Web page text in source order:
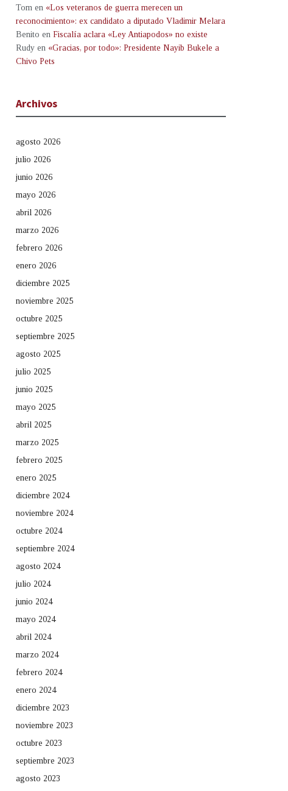
Tom en «Los veteranos de guerra merecen un
reconocimiento»: ex candidato a diputado Vladimir Melara
Benito en Fiscalía aclara «Ley Antiapodos» no existe
Rudy en «Gracias, por todo»: Presidente Nayib Bukele a
Chivo Pets
Archivos
agosto 2026
julio 2026
junio 2026
mayo 2026
abril 2026
marzo 2026
febrero 2026
enero 2026
diciembre 2025
noviembre 2025
octubre 2025
septiembre 2025
agosto 2025
julio 2025
junio 2025
mayo 2025
abril 2025
marzo 2025
febrero 2025
enero 2025
diciembre 2024
noviembre 2024
octubre 2024
septiembre 2024
agosto 2024
julio 2024
junio 2024
mayo 2024
abril 2024
marzo 2024
febrero 2024
enero 2024
diciembre 2023
noviembre 2023
octubre 2023
septiembre 2023
agosto 2023